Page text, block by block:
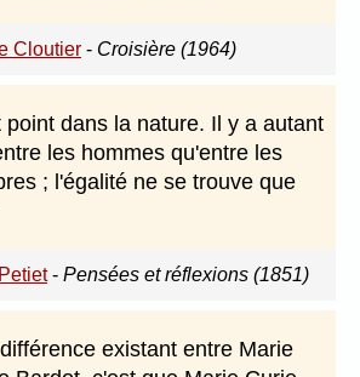
Cloutier - Croisière (1964)
point dans la nature. Il y a autant
les hommes qu'entre les
; l'égalité ne se trouve que
- Pensées et réflexions (1851)
existant entre Marie